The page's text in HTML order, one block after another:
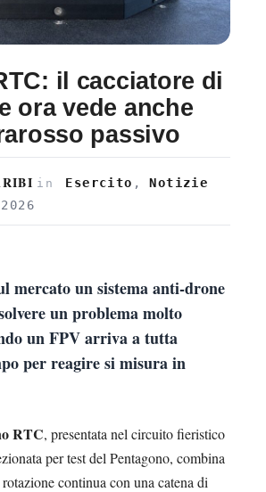
il cacciatore di
ora vede anche
passivo
in Esercito ,Notizie
mercato un sistema anti-drone
un problema molto
un FPV arriva a tutta
per reagire si misura in
RTC, presentata nel circuito fieristico
per test del Pentagono, combina
continua con una catena di